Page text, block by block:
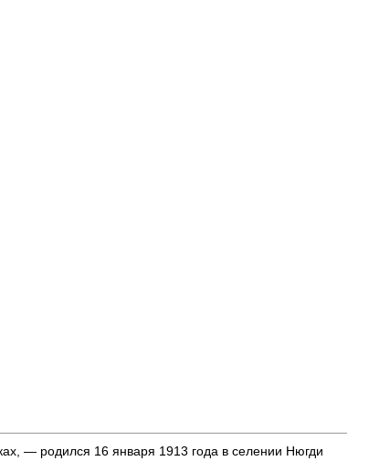
— родился 16 января 1913 года в селении Нюгди